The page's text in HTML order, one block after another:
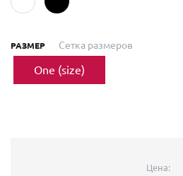
РАЗМЕР Сетка размеров
One (size)
Цена: